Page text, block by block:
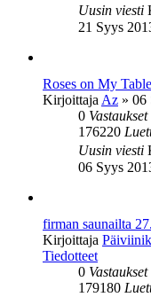
Uusin viesti
21 Syys
Roses on My
Kirjoittaja Az » 06
0 Vastaukset
176220
Uusin viesti
06 Syys
firman saunailta
Kirjoittaja
Tiedotteet
0 Vastaukset
179180